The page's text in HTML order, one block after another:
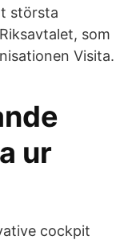
största
som
Visita.
ur
cockpit